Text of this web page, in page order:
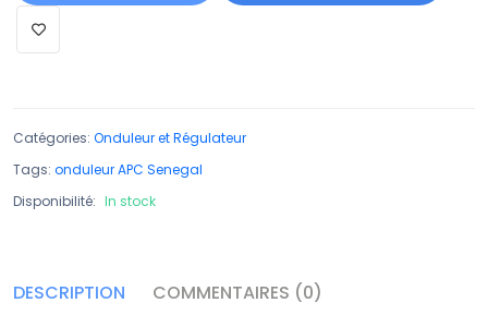
Catégories: Onduleur et Régulateur
Tags: onduleur APC Senegal
Disponibilité: In stock
DESCRIPTION COMMENTAIRES (0)